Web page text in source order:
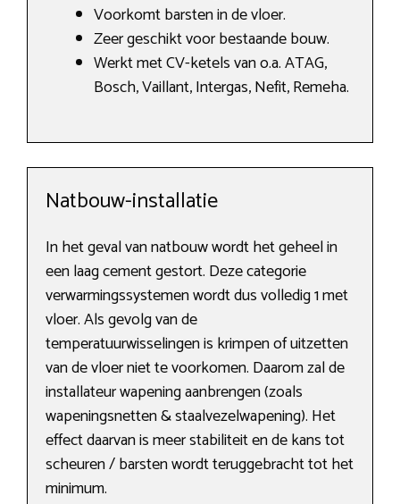
Voorkomt barsten in de vloer.
Zeer geschikt voor bestaande bouw.
Werkt met CV-ketels van o.a. ATAG,
Bosch, Vaillant, Intergas, Nefit, Remeha.
Natbouw-installatie
In het geval van natbouw wordt het geheel in
een laag cement gestort. Deze categorie
verwarmingssystemen wordt dus volledig 1 met
vloer. Als gevolg van de
temperatuurwisselingen is krimpen of uitzetten
van de vloer niet te voorkomen. Daarom zal de
installateur wapening aanbrengen (zoals
wapeningsnetten & staalvezelwapening). Het
effect daarvan is meer stabiliteit en de kans tot
scheuren / barsten wordt teruggebracht tot het
minimum.